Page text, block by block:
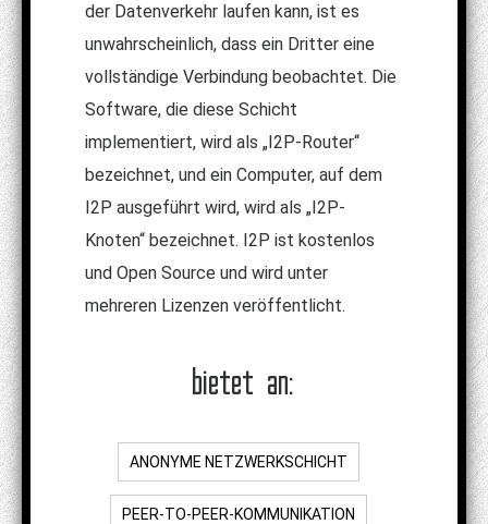
der Datenverkehr laufen kann, ist es
unwahrscheinlich, dass ein Dritter eine
vollständige Verbindung beobachtet. Die
Software, die diese Schicht
implementiert, wird als „I2P-Router“
bezeichnet, und ein Computer, auf dem
I2P ausgeführt wird, wird als „I2P-
Knoten“ bezeichnet. I2P ist kostenlos
und Open Source und wird unter
mehreren Lizenzen veröffentlicht.
bietet an:
ANONYME NETZWERKSCHICHT
PEER-TO-PEER-KOMMUNIKATION